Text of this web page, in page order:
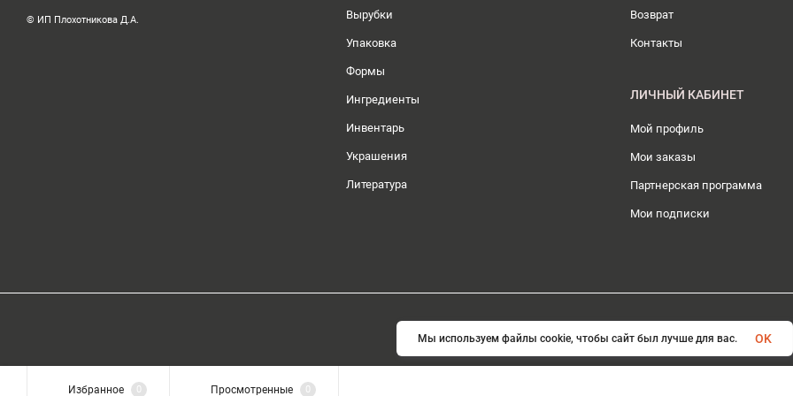
© ИП Плохотникова Д.А. Вырубки
Упаковка
Формы
Ингредиенты
Инвентарь
Украшения
Литература
Возврат
Контакты
ЛИЧНЫЙ КАБИНЕТ
Мой профиль
Мои заказы
Партнерская программа
Мои подписки
Избранное 0 Просмотренные 0
Мы используем файлы cookie, чтобы сайт был лучше для вас. OK